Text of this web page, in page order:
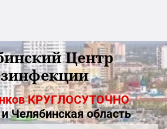
Центр
КРУГЛОСУТОЧНО
Челябинская область